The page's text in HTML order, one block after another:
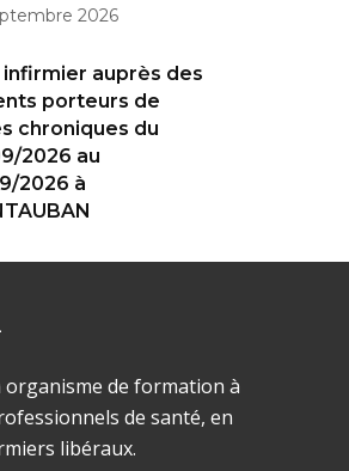
2026
infirmier auprès des
porteurs de
chroniques du
2026 au
2026 à
organisme de formation à
de santé, en
libéraux.